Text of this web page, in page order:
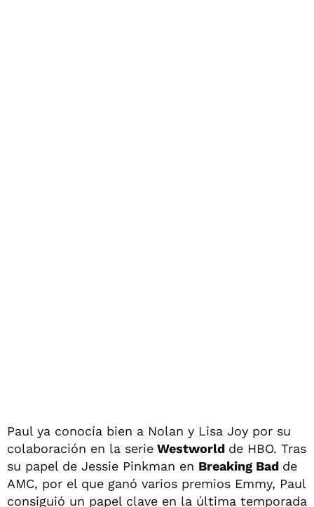
Paul ya conocía bien a Nolan y Lisa Joy por su
colaboración en la serie Westworld de HBO. Tras
su papel de Jessie Pinkman en Breaking Bad de
AMC, por el que ganó varios premios Emmy, Paul
consiguió un papel clave en la última temporada